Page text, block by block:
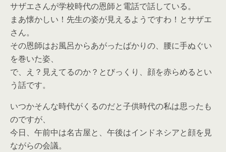
サザエさんが学校時代の恩師と電話で話している。
まあ懐かしい！先生の姿が見えるようですわ！とサザエ
さん。
その恩師はお風呂からあがったばかりの、腰に手ぬぐい
を巻いた姿、
で、え？見えてるのか？とびっくり、顔を赤らめるとい
う話です。
いつかそんな時代がくるのだと子供時代の私は思ったも
のですが、
今日、午前中は名古屋と、午後はインドネシアと顔を見
ながらの会議。